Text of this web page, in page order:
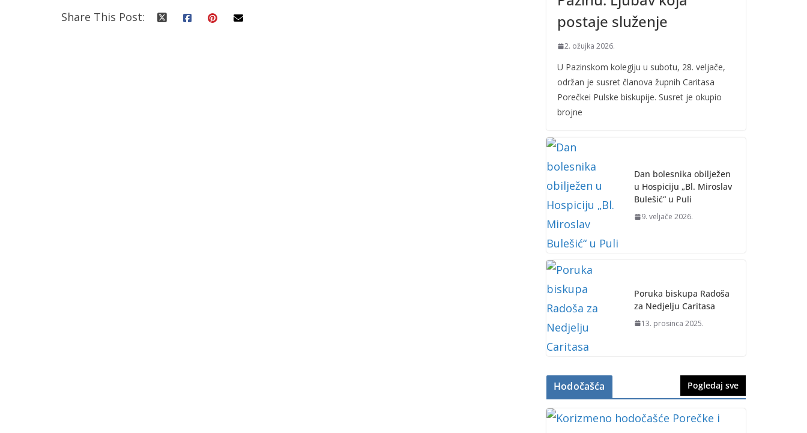
Share This Post:
postaje služenje
2. ožujka 2026.
U Pazinskom kolegiju u subotu, 28. veljače,
održan je susret članova župnih Caritasa
Porečkei Pulske biskupije. Susret je okupio
brojne
Dan bolesnika obilježen
u Hospiciju „Bl. Miroslav
Bulešić“ u Puli
9. veljače 2026.
Poruka biskupa Radoša
za Nedjelju Caritasa
13. prosinca 2025.
Hodočašća Pogledaj sve